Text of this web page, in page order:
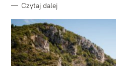
Czytaj dalej